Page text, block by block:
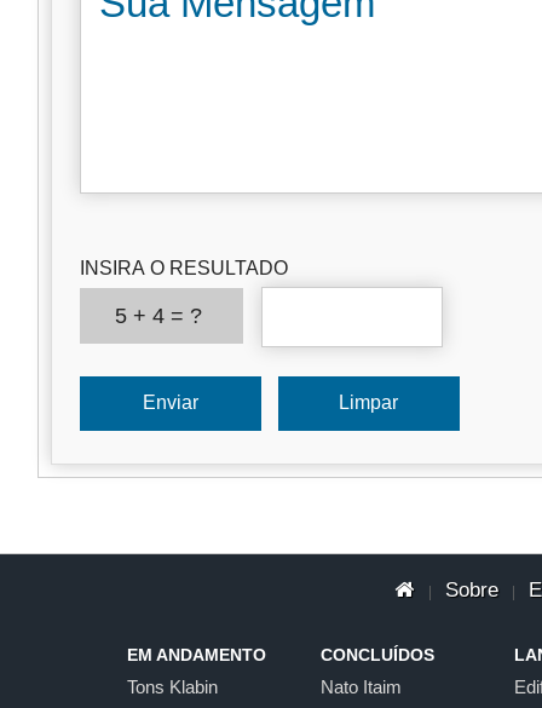
INSIRA O RESULTADO
5 + 4 = ?
| Sobre |
EM ANDAMENTO
Tons Klabin
CONCLUÍDOS
Nato Itaim